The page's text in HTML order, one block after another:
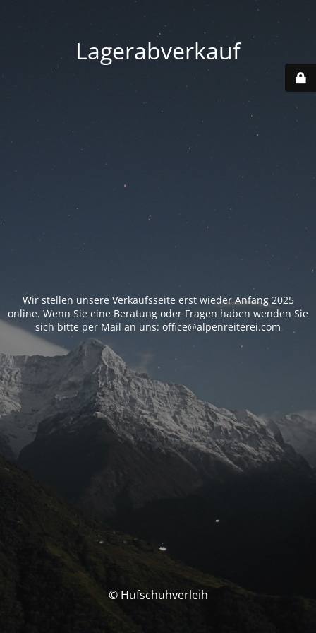
Lagerabverkauf
Wir stellen unsere Verkaufsseite erst wieder Anfang 2025
online. Wenn Sie eine Beratung oder Fragen haben wenden Sie
sich bitte per Mail an uns: office@alpenreiterei.com
© Hufschuhverleih